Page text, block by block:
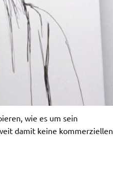
wie es um sein
damit keine kommerziellen